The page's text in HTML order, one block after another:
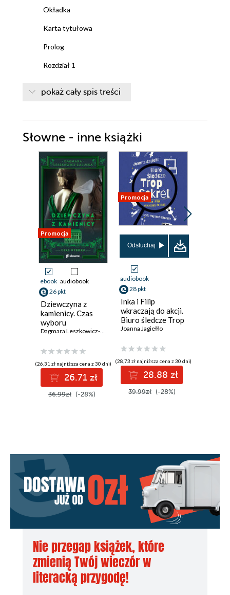
Okładka
Karta tytułowa
Prolog
Rozdział 1
Rozdział 4
Rozdział 5
Rozdział 6
Rozdział 7
Rozdział 8
Rozdział 9
Rozdział 10
Rozdział 11
Rozdział 12
Rozdział 13
Rozdział 14
Rozdział 15
Rozdział 17
Epilog
Piosenki, których słuchali Nina i Miron
pokaż cały spis treści
Słowne - inne książki
Promocja
ebook audiobook
26 pkt
Dziewczyna z
kamienicy. Czas
wyboru
Dagmara Leszkowicz-Zaluska
(26,31 zł najniższa cena z 30 dni)
26.71 zł
36.99zł (-28%)
Promocja
Odsłuchaj
audiobook
28 pkt
Inka i Filip
wkraczają do akcji.
Biuro śledcze Trop
Sekret. Tom 1
Joanna Jagiełło
(28,73 zł najniższa cena z 30 dni)
28.88 zł
39.99zł (-28%)
Nie przegap książek, które
zmienią Twój wieczór w
literacką przygodę!